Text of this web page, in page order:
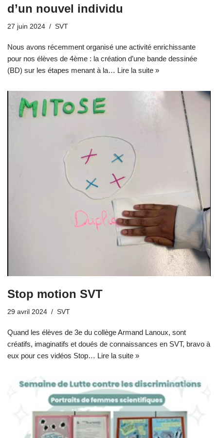
d’un nouvel individu
27 juin 2024 SVT
Nous avons récemment organisé une activité enrichissante
pour nos élèves de 4ème : la création d’une bande dessinée
(BD) sur les étapes menant à la… Lire la suite »
Stop motion SVT
29 avril 2024 SVT
Quand les élèves de 3e du collège Armand Lanoux, sont
créatifs, imaginatifs et doués de connaissances en SVT, bravo à
eux pour ces vidéos Stop… Lire la suite »